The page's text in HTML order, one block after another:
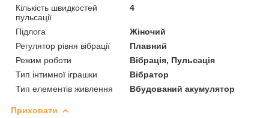
Кількість швидкостей
пульсації
4
Підлога
Жіночий
Регулятор рівня вібрації
Плавний
Режим роботи
Вібрація, Пульсація
Тип інтимної іграшки
Вібратор
Тип елементів живлення
Вбудований акумулятор
Приховати